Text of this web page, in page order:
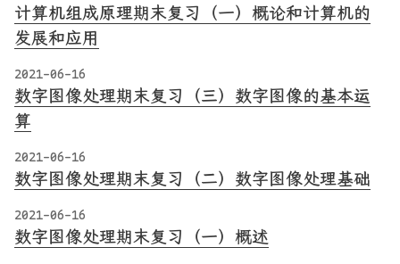
计算机组成原理期末复习（一）概论和计算机的
发展和应用
2021-06-16
数字图像处理期末复习（三）数字图像的基本运
算
2021-06-16
数字图像处理期末复习（二）数字图像处理基础
2021-06-16
数字图像处理期末复习（一）概述